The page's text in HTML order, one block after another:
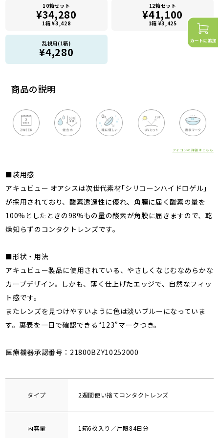
商品の説明
アイコンの詳細はこちら
■装用感
アキュビュー オアシスは次世代素材｢シリコーンハイドロゲル｣
が採用されており、酸素透過性に優れ、角膜に届く酸素の量を
100%としたときの98%もの量の酸素が角膜に届きますので、乾
燥知らずのコンタクトレンズです。
■形状・用法
アキュビュー製品に使用されている、やさしくなじむなめらかな
カーブデザイン。しかも、薄く仕上げたエッジで、自然なフィッ
ト感です。
またレンズを見つけやすいように色は淡いブルーになっていま
す。裏表を一目で確認できる“123”マークつき。
医療機器承認番号：21800BZY10252000
タイプ 2週間使い捨てコンタクトレンズ
内容量 1箱6枚入り／片眼84日分
10箱セット
¥34,280
1箱 ¥3,428
12箱セット
¥41,100
1箱 ¥3,425
乱視用(1箱)
¥4,280